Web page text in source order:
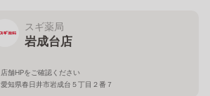
スギ薬局
岩成台店
店舗HPをご確認ください
愛知県春日井市岩成台５丁目２番７